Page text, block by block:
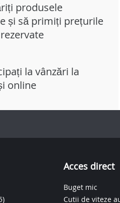
produsele
și să primiți prețurile
la vânzări la
online
Acces direct
Buget mic
Cutii de viteze